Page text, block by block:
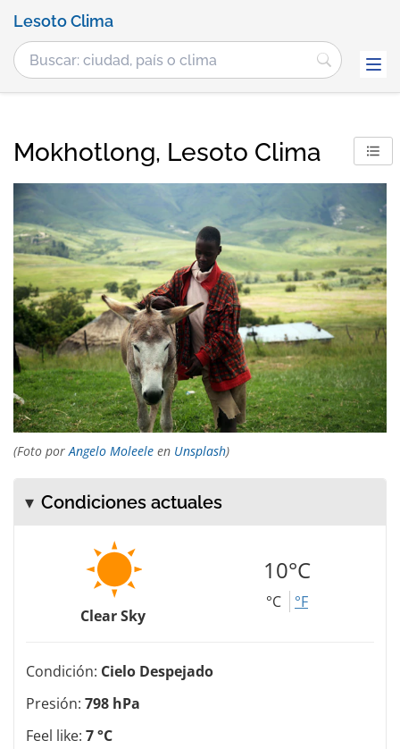
Lesoto Clima
Mokhotlong, Lesoto Clima
(Foto por Angelo Moleele en Unsplash)
Condiciones actuales
Clear Sky
10°C
°C °F
Condición: Cielo Despejado
Presión: 798 hPa
Feel like: 7 °C